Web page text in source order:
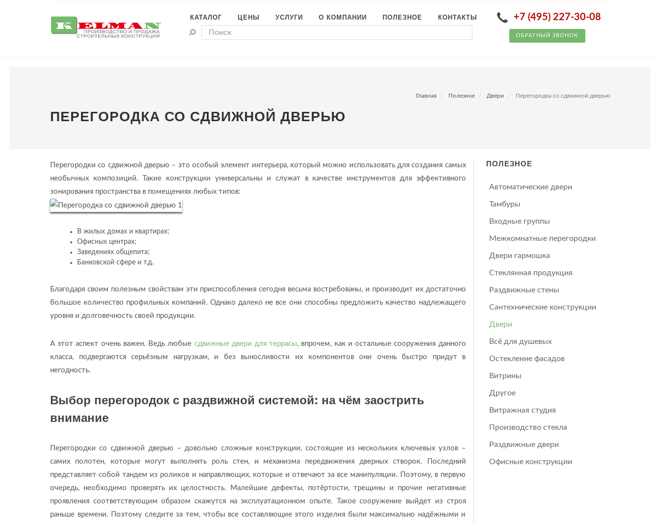
КАТАЛОГ ЦЕНЫ УСЛУГИ О КОМПАНИИ ПОЛЕЗНОЕ КОНТАКТЫ +7 (495) 227-30-08
ОБРАТНЫЙ ЗВОНОК
Главная Полезное Двери Перегородка со сдвижной дверью
ПЕРЕГОРОДКА СО СДВИЖНОЙ ДВЕРЬЮ
Перегородки со сдвижной дверью – это особый элемент интерьера, который можно использовать для создания самых
необычных композиций. Такие конструкции универсальны и служат в качестве инструментов для эффективного
зонирования пространства в помещениях любых типов:
В жилых домах и квартирах;
Офисных центрах;
Заведениях общепита;
Банковской сфере и т.д.
Благодаря своим полезным свойствам эти приспособления сегодня весьма востребованы, и производит их достаточно
большое количество профильных компаний. Однако далеко не все они способны предложить качество надлежащего
уровня и долговечность своей продукции.
А этот аспект очень важен. Ведь любые сдвижные двери для террасы, впрочем, как и остальные сооружения данного
класса, подвергаются серьёзным нагрузкам, и без выносливости их компонентов они очень быстро придут в
негодность.
Выбор перегородок с раздвижной системой: на чём заострить
внимание
Перегородки со сдвижной дверью – довольно сложные конструкции, состоящие из нескольких ключевых узлов –
самих полотен, которые могут выполнять роль стен, и механизма передвижения дверных створок. Последний
представляет собой тандем из роликов и направляющих, которые и отвечают за все манипуляции. Поэтому, в первую
очередь, необходимо проверять их целостность. Малейшие дефекты, потёртости, трещины и прочие негативные
проявления соответствующим образом скажутся на эксплуатационном опыте. Такое сооружение выйдет из строя
раньше времени. Поэтому следите за тем, чтобы все составляющие этого изделия были максимально надёжными и
ПОЛЕЗНОЕ
Автоматические двери
Тамбуры
Входные группы
Межкомнатные перегородки
Двери гармошка
Стеклянная продукция
Раздвижные стены
Сантехнические конструкции
Двери
Всё для душевых
Остекление фасадов
Витрины
Другое
Витражная студия
Производство стекла
Раздвижные двери
Офисные конструкции